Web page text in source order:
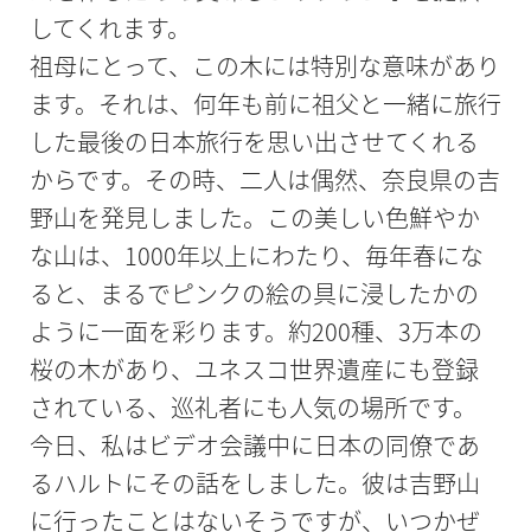
してくれます。
祖母にとって、この木には特別な意味があり
ます。それは、何年も前に祖父と一緒に旅行
した最後の日本旅行を思い出させてくれる
からです。その時、二人は偶然、奈良県の吉
野山を発見しました。この美しい色鮮やか
な山は、1000年以上にわたり、毎年春にな
ると、まるでピンクの絵の具に浸したかの
ように一面を彩ります。約200種、3万本の
桜の木があり、ユネスコ世界遺産にも登録
されている、巡礼者にも人気の場所です。
今日、私はビデオ会議中に日本の同僚であ
るハルトにその話をしました。彼は吉野山
に行ったことはないそうですが、いつかぜ